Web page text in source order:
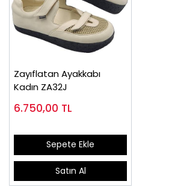
Zayıflatan Ayakkabı
Kadın ZA32J
6.750,00 TL
Sepete Ekle
Satın Al